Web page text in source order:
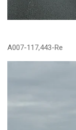
A007-117,443-Re